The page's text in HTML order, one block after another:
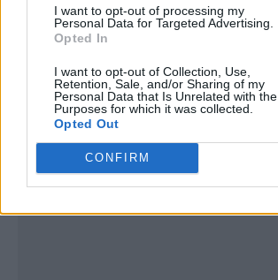
I want to opt-out of processing my
Personal Data for Targeted Advertising.
Opted In
I want to opt-out of Collection, Use,
Retention, Sale, and/or Sharing of my
Personal Data that Is Unrelated with the
Purposes for which it was collected.
Opted Out
CONFIRM